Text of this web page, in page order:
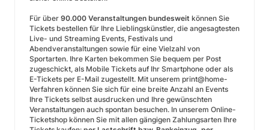
Für über 90.000 Veranstaltungen bundesweit können Sie
Tickets bestellen für Ihre Lieblingskünstler, die angesagtesten
Live- und Streaming Events, Festivals und
Abendveranstaltungen sowie für eine Vielzahl von
Sportarten. Ihre Karten bekommen Sie bequem per Post
zugeschickt, als Mobile Tickets auf Ihr Smartphone oder als
E-Tickets per E-Mail zugestellt. Mit unserem print@home-
Verfahren können Sie sich für eine breite Anzahl an Events
Ihre Tickets selbst ausdrucken und Ihre gewünschten
Veranstaltungen auch spontan besuchen. In unserem Online-
Ticketshop können Sie mit allen gängigen Zahlungsarten Ihre